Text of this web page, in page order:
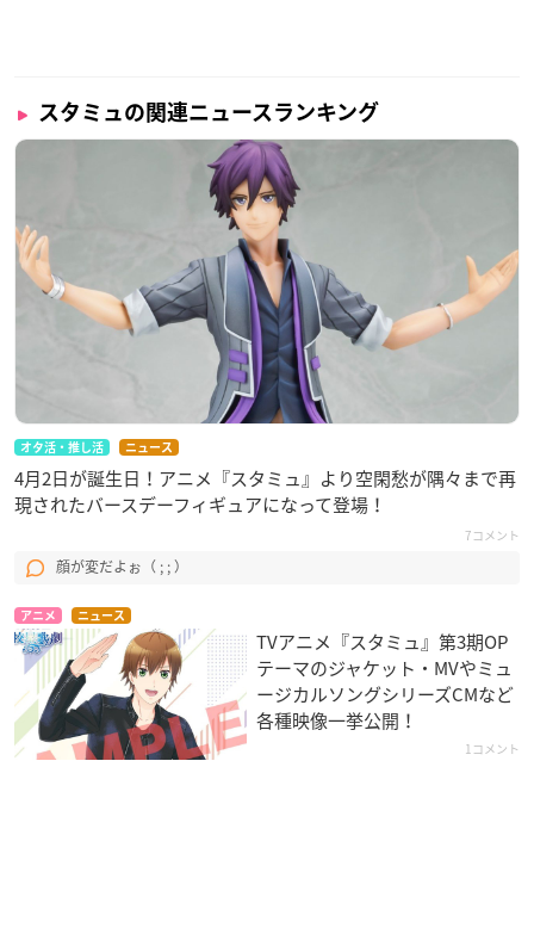
スタミュの関連ニュースランキング
オタ活・推し活 ニュース
4月2日が誕生日！アニメ『スタミュ』より空閑愁が隅々まで再
現されたバースデーフィギュアになって登場！
7コメント
顔が変だよぉ（ ; ; ）
アニメ ニュース
TVアニメ『スタミュ』第3期OP
テーマのジャケット・MVやミュ
ージカルソングシリーズCMなど
各種映像一挙公開！
1コメント